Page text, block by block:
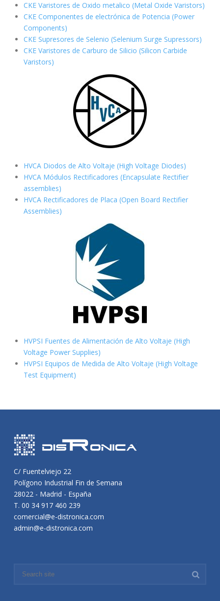
CKE Varistores de Oxido metalico (Metal Oxide Varistors)
CKE Componentes de electrónica de Potencia (Power
Components)
CKE Supresores de Selenio (Selenium Surge Supressors)
CKE Varistores de Carburo de Silicio (Silicon Carbide
Varistors)
HVCA Diodos de Alto Voltaje (High Voltage Diodes)
HVCA Módulos Rectificadores (Encapsulate Rectifier
assemblies)
HVCA Rectificadores de Placa (Open Board Rectifier
Assemblies)
HVPSI Fuentes de Alimentación de Alto Voltaje (High
Voltage Power Supplies)
HVPSI Equipos de Medida de Alto Voltaje (High Voltage
Test Equipment)
C/ Fuentelviejo 22
Polígono Industrial Fin de Semana
28022 - Madrid - España
T. 00 34 917 460 239
comercial@e-distronica.com
admin@e-distronica.com